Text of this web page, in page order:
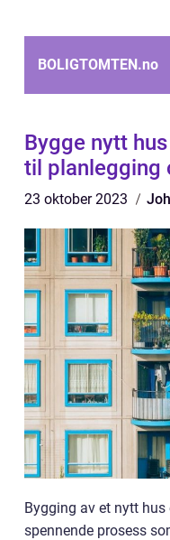
BOLIGTOMTEN.no
Bygge nytt
til planlegging
23 oktober 2023
Bygging av et nytt hus
spennende prosess